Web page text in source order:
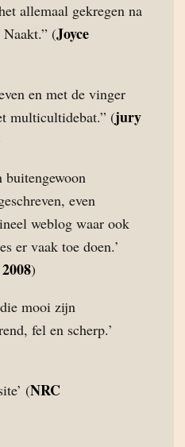
allemaal gekregen na
(Joyce
en met de vinger
multicultidebat.” (jury
even
weblog waar ook
er vaak toe doen.’
2008)
mooi zijn
fel en scherp.’
(NRC